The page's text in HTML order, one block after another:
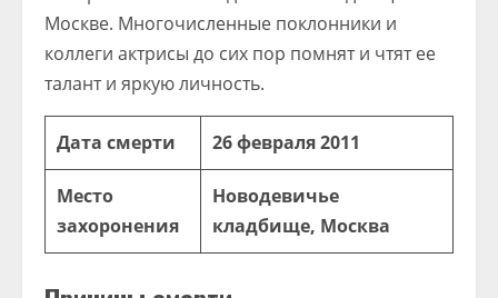
Москве. Многочисленные поклонники и
коллеги актрисы до сих пор помнят и чтят ее
талант и яркую личность.
Дата смерти 26 февраля 2011
Место
захоронения
Новодевичье
кладбище, Москва